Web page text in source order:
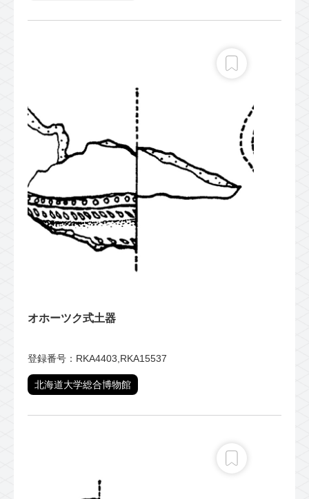
オホーツク式土器
登録番号：RKA4403,RKA15537
北海道大学総合博物館